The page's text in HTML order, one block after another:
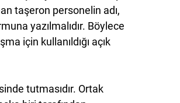
taşeron personelin adı,
yazılmalıdır. Böylece
için kullanıldığı açık
tutmasıdır. Ortak